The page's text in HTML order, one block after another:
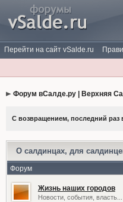
Перейти на сайт vSalde.ru
Форум вСалде.ру | Верхняя
С возвращением, последний раз
О салдинцах, для
Форум
Жизнь наших городов
Новости, события,